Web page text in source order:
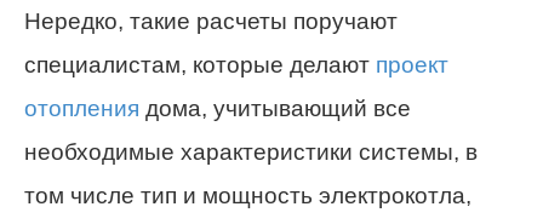
Нередко, такие расчеты поручают
специалистам, которые делают проект
отопления дома, учитывающий все
необходимые характеристики системы, в
том числе тип и мощность электрокотла,